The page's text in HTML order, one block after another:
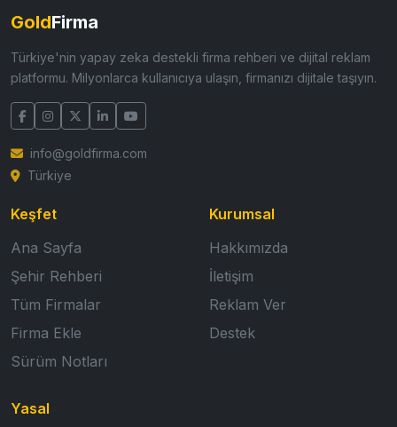
GoldFirma
Türkiye'nin yapay zeka destekli firma rehberi ve dijital reklam
platformu. Milyonlarca kullanıcıya ulaşın, firmanızı dijitale taşıyın.
info@goldfirma.com
Türkiye
Keşfet
Ana Sayfa
Şehir Rehberi
Tüm Firmalar
Firma Ekle
Sürüm Notları
Kurumsal
Hakkımızda
İletişim
Reklam Ver
Destek
Yasal